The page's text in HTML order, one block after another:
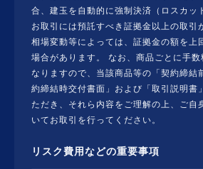
合、建玉を自動的に強制決済（ロスカッ
お取引には預託すべき証拠金以上の取引
相場変動等によっては、証拠金の額を上
場合があります。 なお、商品ごとに手
なりますので、当該商品等の「契約締結
約締結時交付書面」および「取引説明書
ただき、それら内容をご理解の上、ご自
いてお取引を行ってください。
リスク費用などの重要事項